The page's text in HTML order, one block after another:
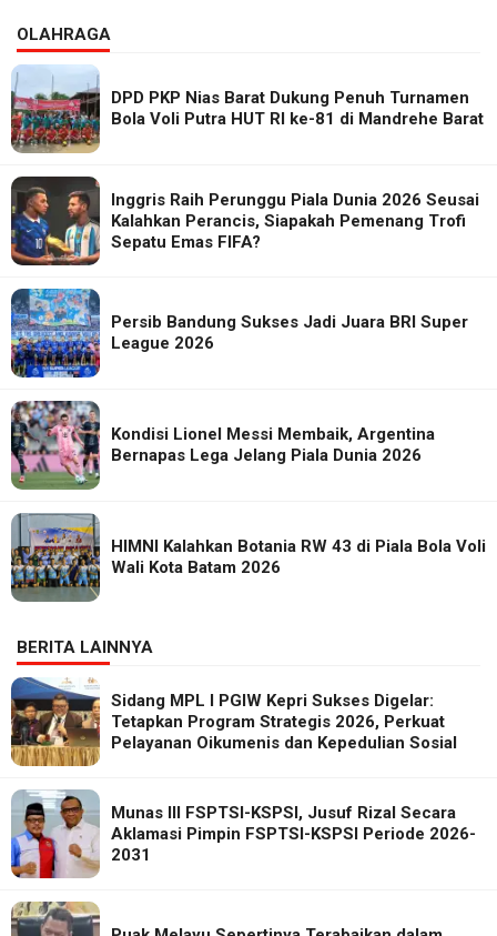
OLAHRAGA
DPD PKP Nias Barat Dukung Penuh Turnamen
Bola Voli Putra HUT RI ke-81 di Mandrehe Barat
Inggris Raih Perunggu Piala Dunia 2026 Seusai
Kalahkan Perancis, Siapakah Pemenang Trofi
Sepatu Emas FIFA?
Persib Bandung Sukses Jadi Juara BRI Super
League 2026
Kondisi Lionel Messi Membaik, Argentina
Bernapas Lega Jelang Piala Dunia 2026
HIMNI Kalahkan Botania RW 43 di Piala Bola Voli
Wali Kota Batam 2026
BERITA LAINNYA
Sidang MPL I PGIW Kepri Sukses Digelar:
Tetapkan Program Strategis 2026, Perkuat
Pelayanan Oikumenis dan Kepedulian Sosial
Munas III FSPTSI-KSPSI, Jusuf Rizal Secara
Aklamasi Pimpin FSPTSI-KSPSI Periode 2026-
2031